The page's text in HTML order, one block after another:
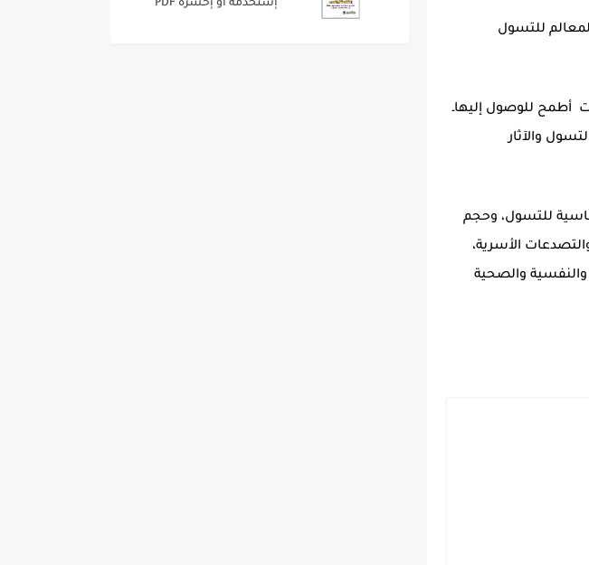
للتسول
أطمح للوصول إليهاـ
والآثار
للتسول، وحجم
الأسرية،
والنفسية والصحية
إستخدمه أو إخسره PDF